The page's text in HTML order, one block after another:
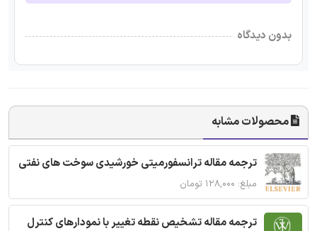
بدون دیدگاه
محصولات مشابه
ترجمه مقاله ترانسفورمیتی خورشیدی سوخت های نفتی
مبلغ: ۱۲۸,۰۰۰ تومان
ترجمه مقاله تشخیص نقطه تغییر با نمودارهای کنترل